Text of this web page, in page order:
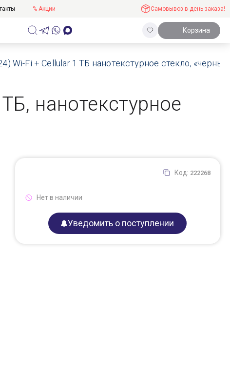
% Акции Самовывоз в день заказа!
Корзина
Wi-Fi + Cellular 1 ТБ нанотекстурное стекло,
нанотекстурное
Код: 222268
Нет в наличии
Уведомить о поступлении